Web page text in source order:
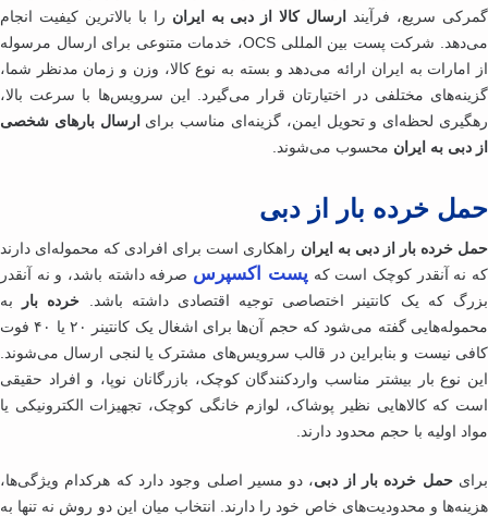
سریع، فرآیندارسال کالا از دبی به ایران را با بالاترین کیفیت انجام
می‌دهد. شرکت پست بین المللی OCS، خدمات متنوعی برای ارسال مرسوله
امارات به ایران ارائه می‌دهد و بسته به نوع کالا، وزن و زمان مدنظر شما،
مختلفی در اختیارتان قرار می‌گیرد. این سرویس‌ها با سرعت بالا،
لحظه‌ای و تحویل ایمن، گزینه‌ای مناسب برایارسال‌ بارهای شخصی
دبی به ایران محسوب می‌شوند.
خرده بار از دبی
خرده بار از دبی به ایران راهکاری است برای افرادی که محموله‌ای دارند
نه آنقدر کوچک است کهپست اکسپرسصرفه داشته باشد، و نه آنقدر
که یک کانتینر اختصاصی توجیه اقتصادی داشته باشد.
خرده باربه
محموله‌هایی گفته می‌شود که حجم آن‌ها برای اشغال یک کانتینر ۲۰ یا ۴۰ فوت
نیست و بنابراین در قالب سرویس‌های مشترک یا لنجی ارسال می‌شوند.
نوع بار بیشتر مناسب واردکنندگان کوچک، بازرگانان نوپا، و افراد حقیقی
که کالاهایی نظیر پوشاک، لوازم خانگی کوچک، تجهیزات الکترونیکی یا
اولیه با حجم محدود دارند.
حمل خرده بار از دبی، دو مسیر اصلی وجود دارد که هرکدام ویژگی‌ها،
و محدودیت‌های خاص خود را دارند. انتخاب میان این دو روش نه تنها به